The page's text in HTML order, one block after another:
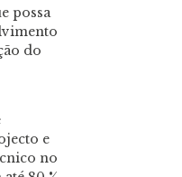
possa
do
e
no